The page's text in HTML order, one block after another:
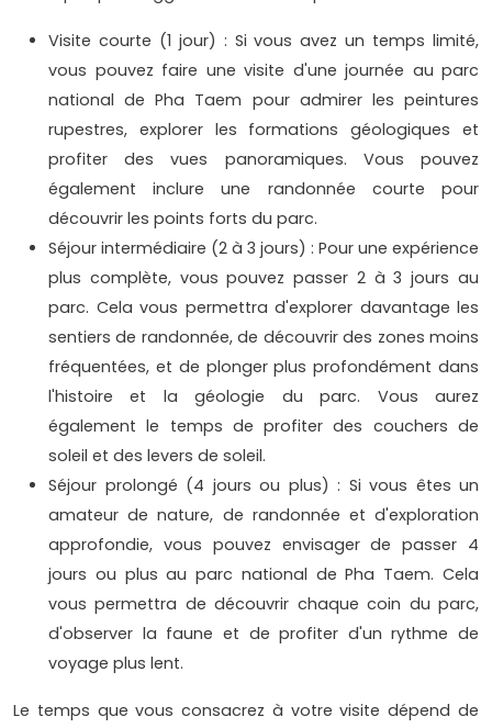
Visite courte (1 jour) : Si vous avez un temps limité,
vous pouvez faire une visite d'une journée au parc
national de Pha Taem pour admirer les peintures
rupestres, explorer les formations géologiques et
profiter des vues panoramiques. Vous pouvez
également inclure une randonnée courte pour
découvrir les points forts du parc.
Séjour intermédiaire (2 à 3 jours) : Pour une expérience
plus complète, vous pouvez passer 2 à 3 jours au
parc. Cela vous permettra d'explorer davantage les
sentiers de randonnée, de découvrir des zones moins
fréquentées, et de plonger plus profondément dans
l'histoire et la géologie du parc. Vous aurez
également le temps de profiter des couchers de
soleil et des levers de soleil.
Séjour prolongé (4 jours ou plus) : Si vous êtes un
amateur de nature, de randonnée et d'exploration
approfondie, vous pouvez envisager de passer 4
jours ou plus au parc national de Pha Taem. Cela
vous permettra de découvrir chaque coin du parc,
d'observer la faune et de profiter d'un rythme de
voyage plus lent.
Le temps que vous consacrez à votre visite dépend de